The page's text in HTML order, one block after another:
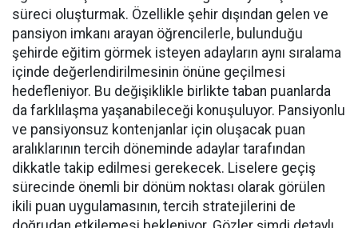
süreci oluşturmak. Özellikle şehir dışından gelen ve
pansiyon imkanı arayan öğrencilerle, bulunduğu
şehirde eğitim görmek isteyen adayların aynı sıralama
içinde değerlendirilmesinin önüne geçilmesi
hedefleniyor. Bu değişiklikle birlikte taban puanlarda
da farklılaşma yaşanabileceği konuşuluyor. Pansiyonlu
ve pansiyonsuz kontenjanlar için oluşacak puan
aralıklarının tercih döneminde adaylar tarafından
dikkatle takip edilmesi gerekecek. Liselere geçiş
sürecinde önemli bir dönüm noktası olarak görülen
ikili puan uygulamasının, tercih stratejilerini de